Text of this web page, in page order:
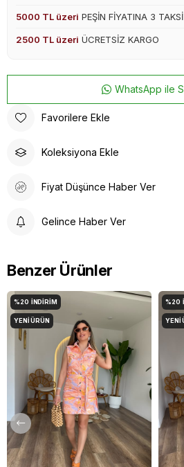
5000 TL üzeri PEŞİN FİYATINA 3
2500 TL üzeri ÜCRETSİZ KARGO
WhatsApp ile
Favorilere Ekle
Koleksiyona Ekle
Fiyat Düşünce Haber Ver
Gelince Haber Ver
Benzer Ürünler
%20 İNDIRIM
YENI ÜRÜN
%20
YENI